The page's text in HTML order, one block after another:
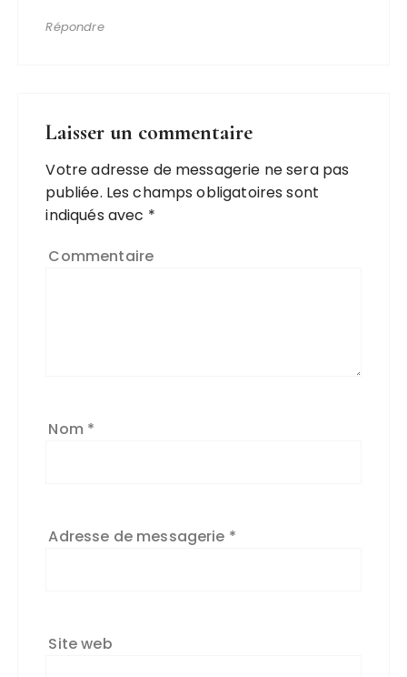
Répondre
Laisser un commentaire
Votre adresse de messagerie ne sera pas
publiée. Les champs obligatoires sont
indiqués avec *
Commentaire
Nom *
Adresse de messagerie *
Site web